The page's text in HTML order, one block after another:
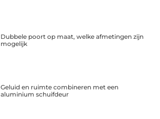
Dubbele poort op maat, welke afmetingen zijn
mogelijk
Geluid en ruimte combineren met een
aluminium schuifdeur